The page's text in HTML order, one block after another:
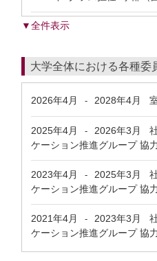
▼全件表示
大学全体における各種委
2026年4月 - 2028年4月
2025年4月 - 2026年3月
ケーション推進グループ 協
2023年4月 - 2025年3月
ケーション推進グループ 協
2021年4月 - 2023年3月
ケーション推進グループ 協